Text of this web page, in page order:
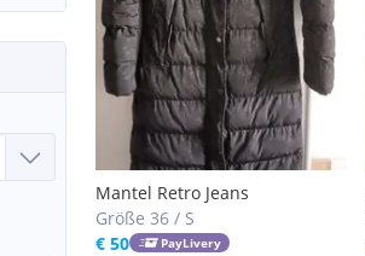
Mantel Retro Jeans
Größe 36 / S
€ 50
PayLivery